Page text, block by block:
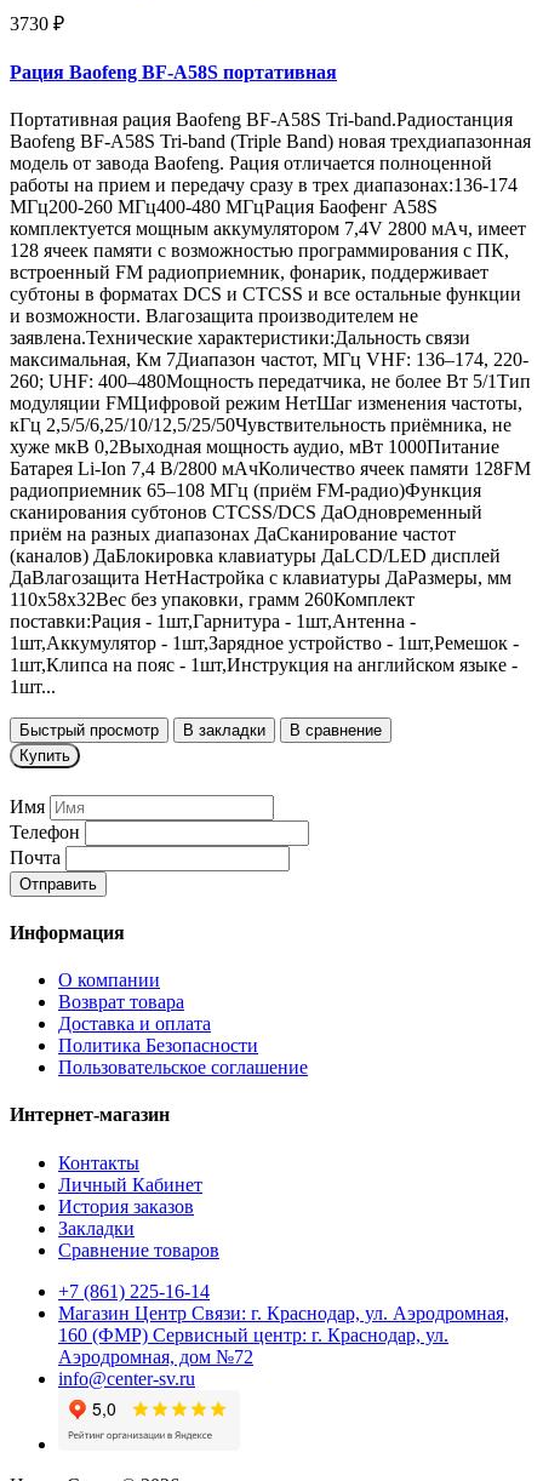
3730 ₽
Рация Baofeng BF-A58S портативная
Портативная рация Baofeng BF-A58S Tri-band.Радиостанция
Baofeng BF-A58S Tri-band (Triple Band) новая трехдиапазонная
модель от завода Baofeng. Рация отличается полноценной
работы на прием и передачу сразу в трех диапазонах:136-174
МГц200-260 МГц400-480 МГцРация Баофенг A58S
комплектуется мощным аккумулятором 7,4V 2800 мАч, имеет
128 ячеек памяти с возможностью программирования с ПК,
встроенный FM радиоприемник, фонарик, поддерживает
субтоны в форматах DCS и CTCSS и все остальные функции
и возможности. Влагозащита производителем не
заявлена.Технические характеристики:Дальность связи
максимальная, Км 7Диапазон частот, МГц VHF: 136–174, 220-
260; UHF: 400–480Мощность передатчика, не более Вт 5/1Тип
модуляции FMЦифровой режим НетШаг изменения частоты,
кГц 2,5/5/6,25/10/12,5/25/50Чувствительность приёмника, не
хуже мкВ 0,2Выходная мощность аудио, мВт 1000Питание
Батарея Li-Ion 7,4 В/2800 мАчКоличество ячеек памяти 128FM
радиоприемник 65–108 МГц (приём FM-радио)Функция
сканирования субтонов CTCSS/DCS ДаОдновременный
приём на разных диапазонах ДаСканирование частот
(каналов) ДаБлокировка клавиатуры ДаLCD/LED дисплей
ДаВлагозащита НетНастройка с клавиатуры ДаРазмеры, мм
110x58x32Вес без упаковки, грамм 260Комплект
поставки:Рация - 1шт,Гарнитура - 1шт,Антенна -
1шт,Аккумулятор - 1шт,Зарядное устройство - 1шт,Ремешок -
1шт,Клипса на пояс - 1шт,Инструкция на английском языке -
1шт...
Быстрый просмотр В закладки
В сравнение
Купить
Имя
Телефон
Почта
Отправить
Информация
О компании
Возврат товара
Доставка и оплата
Политика Безопасности
Пользовательское соглашение
Интернет-магазин
Контакты
Личный Кабинет
История заказов
Закладки
Сравнение товаров
+7 (861) 225-16-14
Магазин Центр Связи: г. Краснодар, ул. Аэродромная,
160 (ФМР) Сервисный центр: г. Краснодар, ул.
Аэродромная, дом №72
info@center-sv.ru